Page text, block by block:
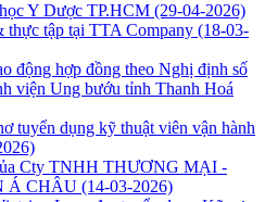
Y Dược TP.HCM (29-04-2026)
thực tập tại TTA Company (18-03-
động hợp đồng theo Nghị định số
viện Ung bướu tỉnh Thanh Hoá
tuyển dụng kỹ thuật viên vận hành
Cty TNHH THƯƠNG MẠI -
Á CHÂU (14-03-2026)